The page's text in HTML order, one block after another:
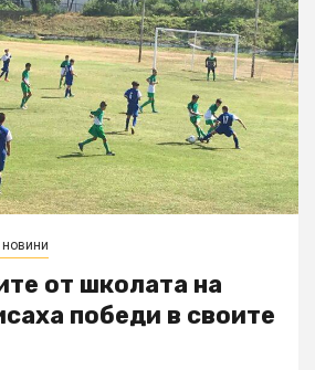
от школата на
победи в своите